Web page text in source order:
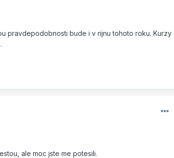
pravdepodobnosti bude i v rijnu tohoto roku. Kurzy
ale moc jste me potesili.